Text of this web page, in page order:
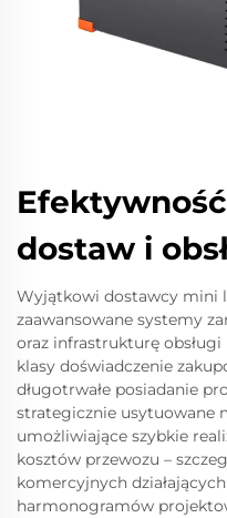
dostaw i
Wyjątkowi dostawcy mini
zaawansowane systemy
oraz infrastrukturę
klasy doświadczenie
długotrwałe posiadanie
strategicznie usytuowane
umożliwiające szybkie
kosztów przewozu –
komercyjnych
harmonogramów